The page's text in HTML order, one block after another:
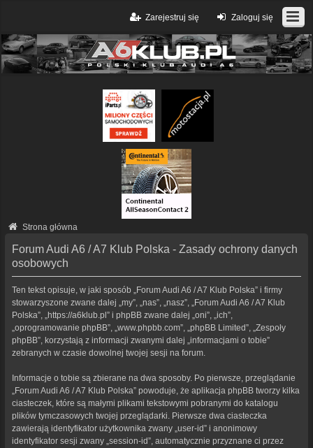
Zaloguj się
Zarejestruj się
Strona główna
Forum Audi A6 / A7 Klub Polska - Zasady ochrony danych
osobowych
Ten tekst opisuje, w jaki sposób „Forum Audi A6 / A7 Klub Polska” i firmy
stowarzyszone zwane dalej „my”, „nas”, „nasz”, „Forum Audi A6 / A7 Klub
Polska”, „https://a6klub.pl” i phpBB zwane dalej „oni”, „ich”,
„oprogramowanie phpBB”, „www.phpbb.com”, „phpBB Limited”, „Zespoły
phpBB”, korzystają z informacji zwanymi dalej „informacjami o tobie”
zebranych w czasie dowolnej twojej sesji na forum.
Informacje o tobie są zbierane na dwa sposoby. Po pierwsze, przeglądanie
„Forum Audi A6 / A7 Klub Polska” powoduje, że aplikacja phpBB tworzy kilka
ciasteczek, które są małymi plikami tekstowymi pobranymi do katalogu
plików tymczasowych twojej przeglądarki. Pierwsze dwa ciasteczka
zawierają identyfikator użytkownika zwany „user-id” i anonimowy
identyfikator sesji zwany „session-id”, automatycznie przyznane ci przez